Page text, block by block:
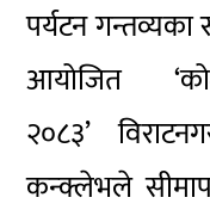
पर्यटन गन्तव्यका
आयोजित
२०८३’
कन्क्लेभले